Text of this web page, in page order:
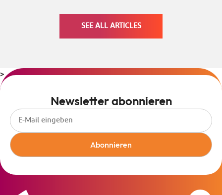
SEE ALL ARTICLES
>
Newsletter abonnieren
Abonnieren